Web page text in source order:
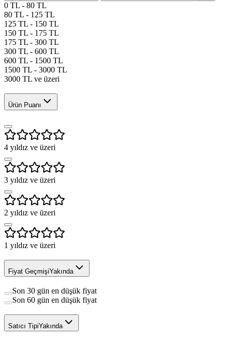
0 TL - 80 TL
80 TL - 125 TL
125 TL - 150 TL
150 TL - 175 TL
175 TL - 300 TL
300 TL - 600 TL
600 TL - 1500 TL
1500 TL - 3000 TL
3000 TL ve üzeri
Ürün Puanı
4 yıldız ve üzeri
3 yıldız ve üzeri
2 yıldız ve üzeri
1 yıldız ve üzeri
Fiyat GeçmişiYakında
Son 30 gün en düşük fiyat
Son 60 gün en düşük fiyat
Satıcı TipiYakında